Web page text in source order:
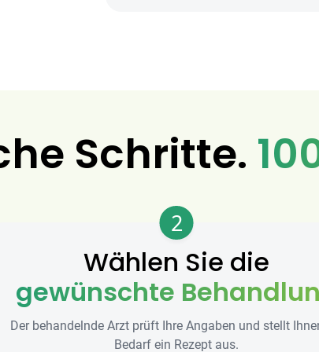
Schritte.
2
Wählen Sie die
gewünschte
Der behandelnde Arzt prüft Ihre Angaben und stellt
Bedarf ein Rezept aus.